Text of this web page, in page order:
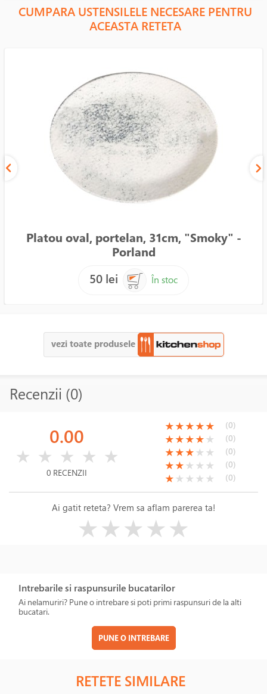
CUMPARA USTENSILELE NECESARE PENTRU
ACEASTA RETETA
Platou oval, portelan, 31cm, "Smoky" -
Porland
50 lei
În stoc
vezi toate produsele
Recenzii (0)
0.00
★ ★ ★ ★ ★
0 RECENZII
(*)
★(*)
★(*)
★(*)
★(*)
★ (0)
(*)
★(*)
★(*)
★(*)
★( )
★ (0)
(*)
★(*)
★(*)
★( )
★ ( )
★ (0)
(*)
★(*)
★( )
★ ( )
★ ( )
★ (0)
(*)
★( )
★ ( )
★ ( )
★ ( )
★ (0)
Ai gatit reteta? Vrem sa aflam parerea ta!
★★★★★
Intrebarile si raspunsurile bucatarilor
Ai nelamuriri? Pune o intrebare si poti primi raspunsuri de la alti
bucatari.
PUNE O INTREBARE
RETETE SIMILARE